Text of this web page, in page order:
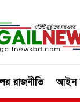
রাজনীতি আইন